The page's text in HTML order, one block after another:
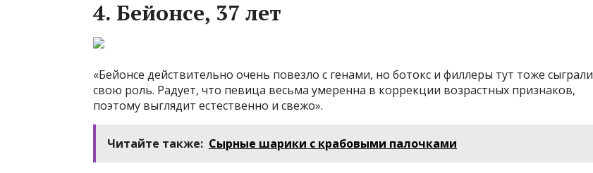
4. Бейонсе, 37 лет
«Бейонсе действительно очень повезло с генами, но ботокс и филлеры тут тоже сыграли
свою роль. Радует, что певица весьма умеренна в коррекции возрастных признаков,
поэтому выглядит естественно и свежо».
Читайте также: Сырные шарики с крабовыми палочками